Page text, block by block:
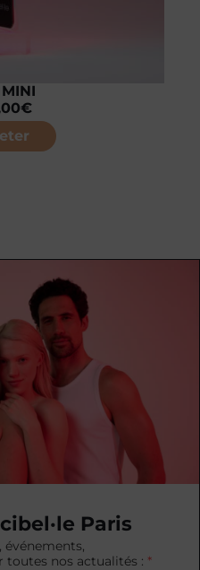
€
Paris
événements,
toutes nos actualités :